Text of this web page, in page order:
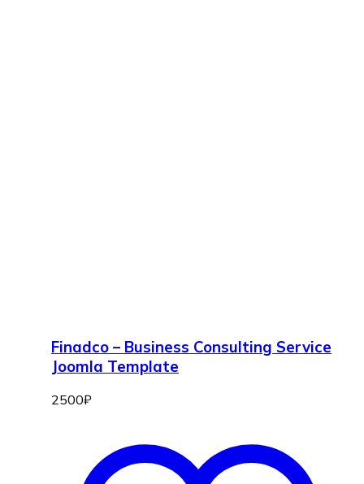
Finadco – Business Consulting Service
Joomla Template
2500₽